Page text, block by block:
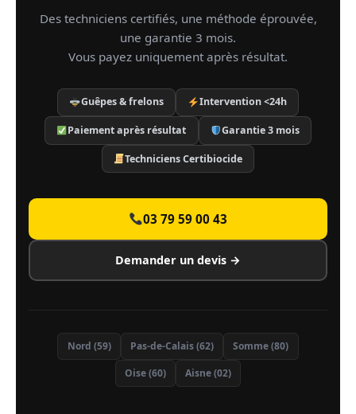
Des techniciens certifiés, une méthode éprouvée,
une garantie 3 mois.
Vous payez uniquement après résultat.
Guêpes & frelons Intervention <24h
Paiement après résultat Garantie 3 mois
Techniciens Certibiocide
03 79 59 00 43
Demander un devis →
Nord (59) Pas-de-Calais (62)
Somme (80)
Oise (60)
Aisne (02)